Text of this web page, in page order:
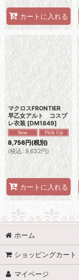
カートに入れる
マクロスFRONTIER
早乙女アルト コスプ
レ衣装 [DM1849]
8,756円(税別)
(税込 : 9,632円)
カートに入れる
ホーム
ショッピングカート
マイページ